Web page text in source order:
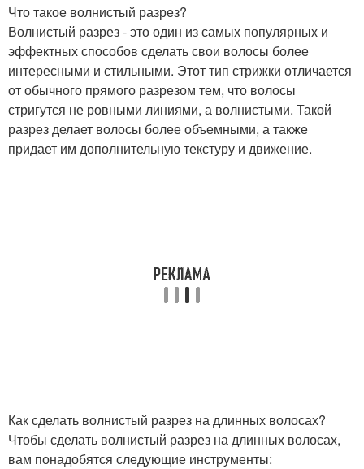
Что такое волнистый разрез?
Волнистый разрез - это один из самых популярных и
эффектных способов сделать свои волосы более
интересными и стильными. Этот тип стрижки отличается
от обычного прямого разрезом тем, что волосы
стригутся не ровными линиями, а волнистыми. Такой
разрез делает волосы более объемными, а также
придает им дополнительную текстуру и движение.
Как сделать волнистый разрез на длинных волосах?
Чтобы сделать волнистый разрез на длинных волосах,
вам понадобятся следующие инструменты: